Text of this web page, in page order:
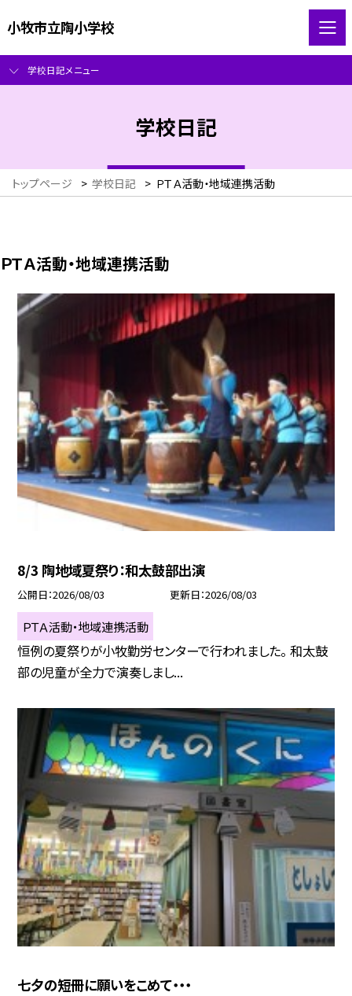
小牧市立陶小学校
学校日記メニュー
学校日記
トップページ > 学校日記 > ＰＴＡ活動・地域連携活動
ＰＴＡ活動・地域連携活動
8/3 陶地域夏祭り：和太鼓部出演
公開日 2026/08/03 更新日 2026/08/03
ＰＴＡ活動・地域連携活動
恒例の夏祭りが小牧勤労センターで行われました。 和太鼓
部の児童が全力で演奏しまし...
七夕の短冊に願いをこめて・・・